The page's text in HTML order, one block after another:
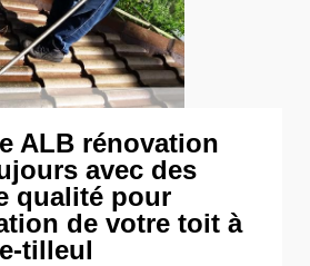
ALB rénovation
avec des
qualité pour
de votre toit à
tilleul